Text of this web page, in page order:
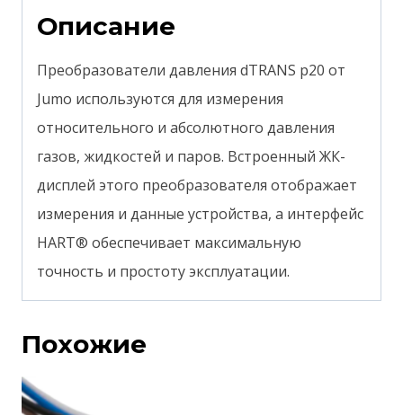
Описание
Преобразователи давления dTRANS p20 от
Jumo используются для измерения
относительного и абсолютного давления
газов, жидкостей и паров. Встроенный ЖК-
дисплей этого преобразователя отображает
измерения и данные устройства, а интерфейс
HART® обеспечивает максимальную
точность и простоту эксплуатации.
Похожие